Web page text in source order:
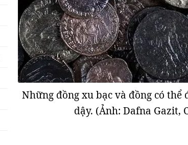
Những đồng xu bạc và đồng có
dậy. (Ảnh: Dafna Gazit,